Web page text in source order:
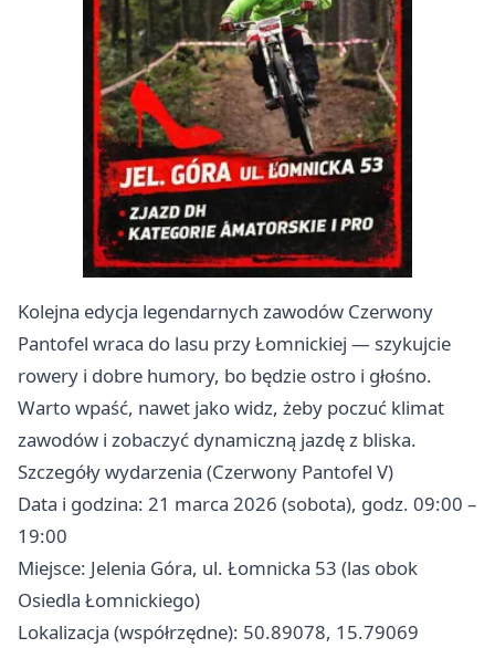
Kolejna edycja legendarnych zawodów Czerwony
Pantofel wraca do lasu przy Łomnickiej — szykujcie
rowery i dobre humory, bo będzie ostro i głośno.
Warto wpaść, nawet jako widz, żeby poczuć klimat
zawodów i zobaczyć dynamiczną jazdę z bliska.
Szczegóły wydarzenia (Czerwony Pantofel V)
Data i godzina: 21 marca 2026 (sobota), godz. 09:00 –
19:00
Miejsce: Jelenia Góra, ul. Łomnicka 53 (las obok
Osiedla Łomnickiego)
Lokalizacja (współrzędne): 50.89078, 15.79069